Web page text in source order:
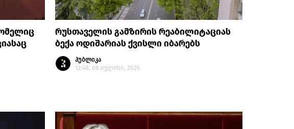
რუსთაველის გამზირის რეაბილიტაციას
ბექა ოდიშარიას ქვისლი იბარებს
პუბლიკა
12:48, 08 ივლისი, 2026